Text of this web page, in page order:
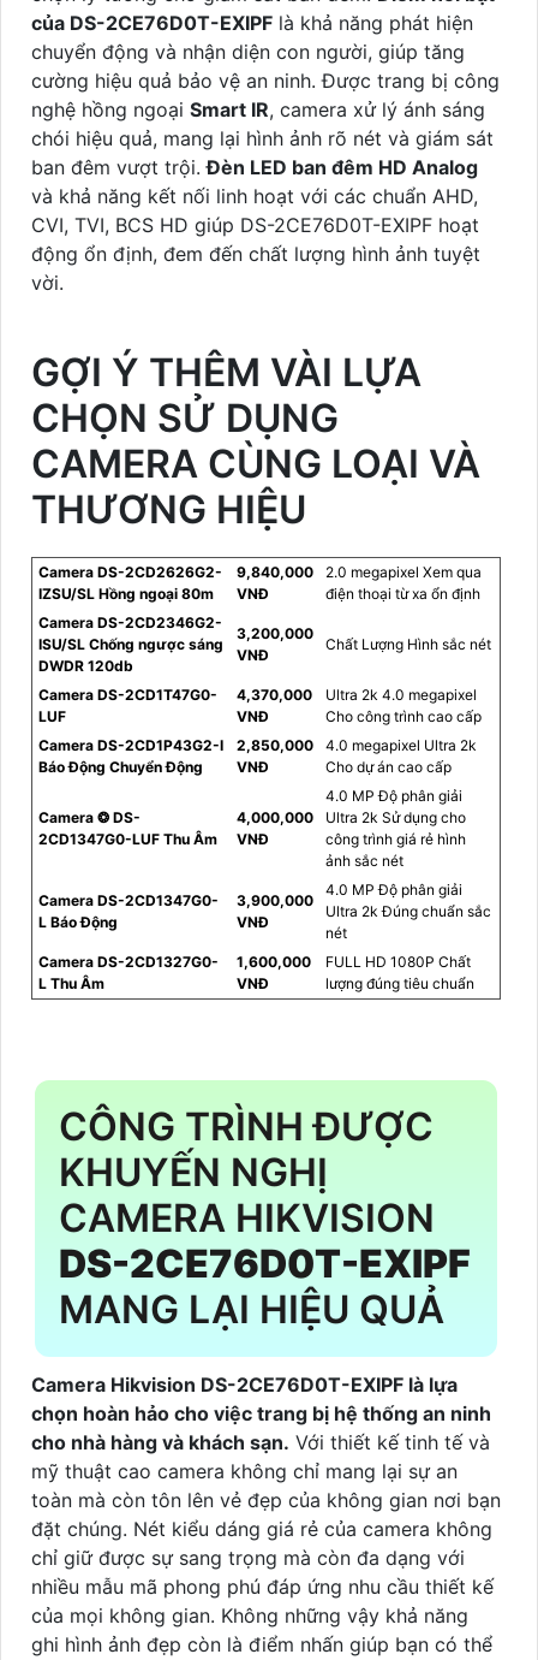
của DS-2CE76D0T-EXIPF là khả năng phát hiện
chuyển động và nhận diện con người, giúp tăng
cường hiệu quả bảo vệ an ninh. Được trang bị công
nghệ hồng ngoại Smart IR, camera xử lý ánh sáng
chói hiệu quả, mang lại hình ảnh rõ nét và giám sát
ban đêm vượt trội.Đèn LED ban đêm HD Analog
và khả năng kết nối linh hoạt với các chuẩn AHD,
CVI, TVI, BCS HD giúp DS-2CE76D0T-EXIPF hoạt
động ổn định, đem đến chất lượng hình ảnh tuyệt
vời.
GỢI Ý THÊM VÀI LỰA
CHỌN SỬ DỤNG
CAMERA CÙNG LOẠI VÀ
THƯƠNG HIỆU
Camera DS-2CD2626G2-
IZSU/SL Hồng ngoại 80m
9,840,000
VNĐ
2.0 megapixel Xem qua
điện thoại từ xa ổn định
Camera DS-2CD2346G2-
ISU/SL Chống ngược sáng
DWDR 120db
3,200,000
VNĐ
Chất Lượng Hình sắc nét
Camera DS-2CD1T47G0-
LUF
4,370,000
VNĐ
Ultra 2k 4.0 megapixel
Cho công trình cao cấp
Camera DS-2CD1P43G2-I
Báo Động Chuyển Động
2,850,000
VNĐ
4.0 megapixel Ultra 2k
Cho dự án cao cấp
Camera ❂ DS-
2CD1347G0-LUF Thu Âm
4,000,000
VNĐ
4.0 MP Độ phân giải
Ultra 2k Sử dụng cho
công trình giá rẻ hình
ảnh sắc nét
Camera DS-2CD1347G0-
L Báo Động
3,900,000
VNĐ
4.0 MP Độ phân giải
Ultra 2k Đúng chuẩn sắc
nét
Camera DS-2CD1327G0-
L Thu Âm
1,600,000
VNĐ
FULL HD 1080P Chất
lượng đúng tiêu chuẩn
CÔNG TRÌNH ĐƯỢC
KHUYẾN NGHỊ
CAMERA HIKVISION
DS-2CE76D0T-EXIPF
MANG LẠI HIỆU QUẢ
Camera Hikvision DS-2CE76D0T-EXIPF là lựa
chọn hoàn hảo cho việc trang bị hệ thống an ninh
cho nhà hàng và khách sạn. Với thiết kế tinh tế và
mỹ thuật cao camera không chỉ mang lại sự an
toàn mà còn tôn lên vẻ đẹp của không gian nơi bạn
đặt chúng. Nét kiểu dáng giá rẻ của camera không
chỉ giữ được sự sang trọng mà còn đa dạng với
nhiều mẫu mã phong phú đáp ứng nhu cầu thiết kế
của mọi không gian. Không những vậy khả năng
ghi hình ảnh đẹp còn là điểm nhấn giúp bạn có thể